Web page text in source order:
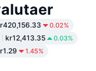
0.02%
kr12,413.35 0.03%
1.45%